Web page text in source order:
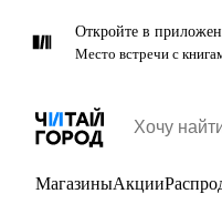
Откройте в
Место встречи с
МагазиныАкции